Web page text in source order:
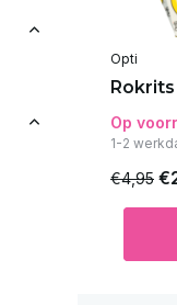
Opti
Op
1-2
€4,95